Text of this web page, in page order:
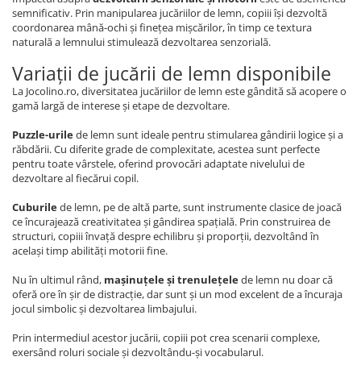
semnificativ. Prin manipularea jucăriilor de lemn, copiii își dezvoltă
coordonarea mână-ochi și finețea mișcărilor, în timp ce textura
naturală a lemnului stimulează dezvoltarea senzorială.
Variații de jucării de lemn disponibile
La Jocolino.ro, diversitatea jucăriilor de lemn este gândită să acopere o
gamă largă de interese și etape de dezvoltare.
Puzzle-urilede lemn sunt ideale pentru stimularea gândirii logice și a
răbdării. Cu diferite grade de complexitate, acestea sunt perfecte
pentru toate vârstele, oferind provocări adaptate nivelului de
dezvoltare al fiecărui copil.
Cuburilede lemn, pe de altă parte, sunt instrumente clasice de joacă
ce încurajează creativitatea și gândirea spațială. Prin construirea de
structuri, copiii învață despre echilibru și proporții, dezvoltând în
același timp abilități motorii fine.
Nu în ultimul rând, mașinuțele și trenulețelede lemn nu doar că
oferă ore în șir de distracție, dar sunt și un mod excelent de a încuraja
jocul simbolic și dezvoltarea limbajului.
Prin intermediul acestor jucării, copiii pot crea scenarii complexe,
exersând roluri sociale și dezvoltându-și vocabularul.